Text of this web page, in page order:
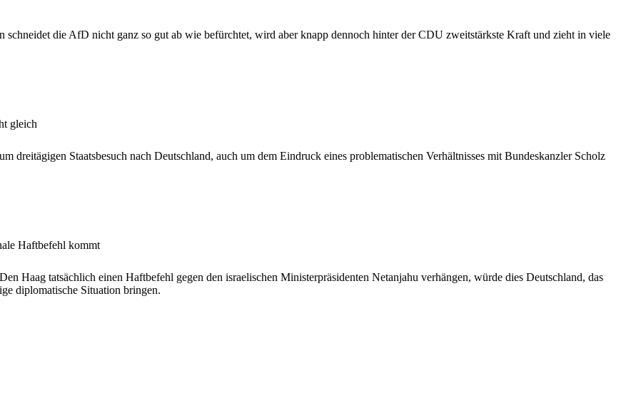
die AfD nicht ganz so gut ab wie befürchtet, wird aber knapp dennoch hinter der CDU zweitstärkste Kraft und zieht in viele
gleich
dreitägigen Staatsbesuch nach Deutschland, auch um dem Eindruck eines problematischen Verhältnisses mit Bundeskanzler Scholz
Haftbefehl kommt
Haag tatsächlich einen Haftbefehl gegen den israelischen Ministerpräsidenten Netanjahu verhängen, würde dies Deutschland, das
diplomatische Situation bringen.